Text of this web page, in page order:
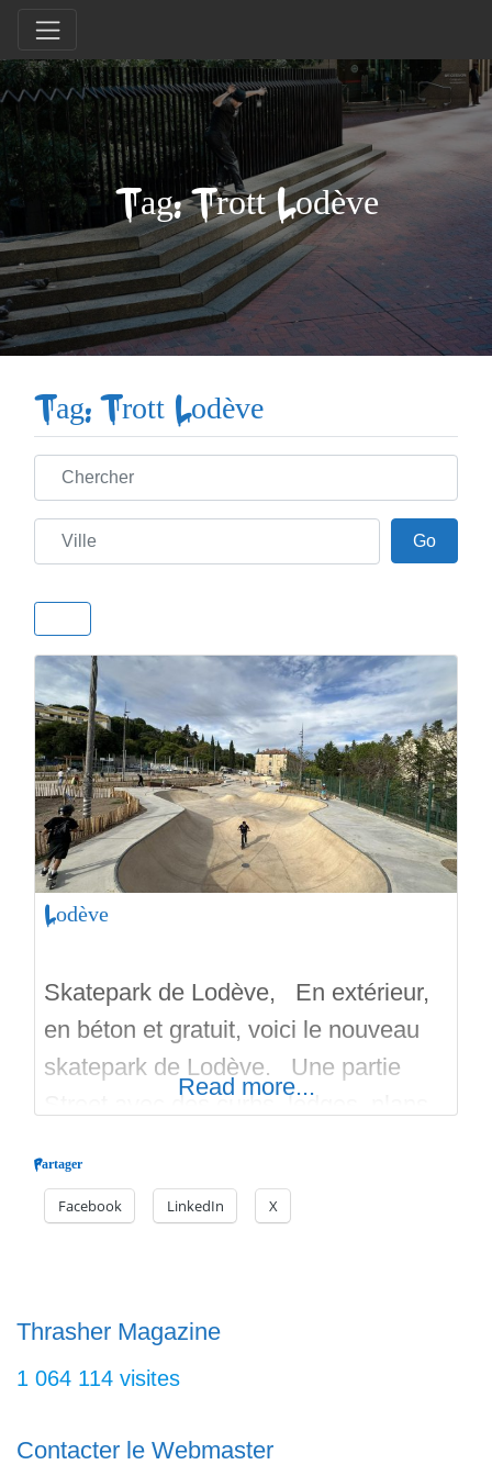
Tag: Trott Lodève
Tag: Trott Lodève
Chercher
Ville GoGo
Lodève
Skatepark de Lodève, En extérieur,
en béton et gratuit, voici le nouveau
skatepark de Lodève. Une partie
Street avec des curbs, ledges, plans
courbes, rails, rails en descente. Les
rails sont en acier. Il y a aussi un
Bowl ouvert
Read more...
Partager
Facebook LinkedIn X
Thrasher Magazine
1 064 114 visites
Contacter le Webmaster